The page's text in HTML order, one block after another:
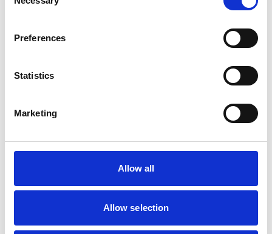
Selection
Preferences
Statistics
Marketing
Allow all
Allow selection